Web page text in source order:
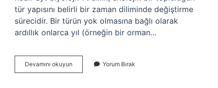
tür yapısını belirli bir zaman diliminde değiştirme
sürecidir. Bir türün yok olmasına bağlı olarak
ardıllık onlarca yıl (örneğin bir orman…
Devamını okuyun
Nedir
Yorum Bırak